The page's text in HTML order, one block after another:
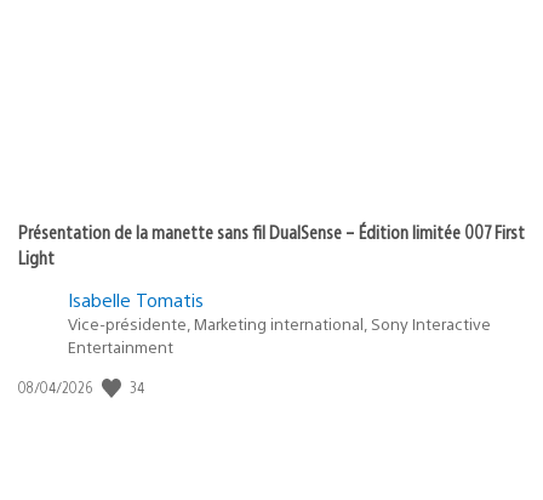
Présentation de la manette sans fil DualSense – Édition limitée 007 First
Light
Isabelle Tomatis
Vice-présidente, Marketing international, Sony Interactive
Entertainment
Date
08/04/2026 34